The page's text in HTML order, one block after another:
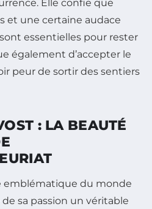
Elle confie que
et une certaine audace
essentielles pour rester
également d’accepter le
peur de sortir des sentiers
: LA BEAUTÉ
emblématique du monde
sa passion un véritable